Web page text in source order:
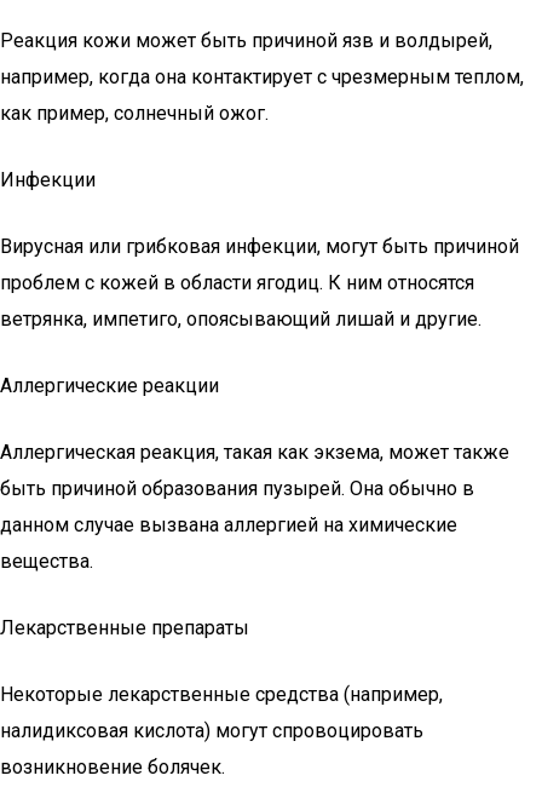
Реакция кожи может быть причиной язв и волдырей,
например, когда она контактирует с чрезмерным теплом,
как пример, солнечный ожог.
Инфекции
Вирусная или грибковая инфекции, могут быть причиной
проблем с кожей в области ягодиц. К ним относятся
ветрянка, импетиго, опоясывающий лишай и другие.
Аллергические реакции
Аллергическая реакция, такая как экзема, может также
быть причиной образования пузырей. Она обычно в
данном случае вызвана аллергией на химические
вещества.
Лекарственные препараты
Некоторые лекарственные средства (например,
налидиксовая кислота) могут спровоцировать
возникновение болячек.